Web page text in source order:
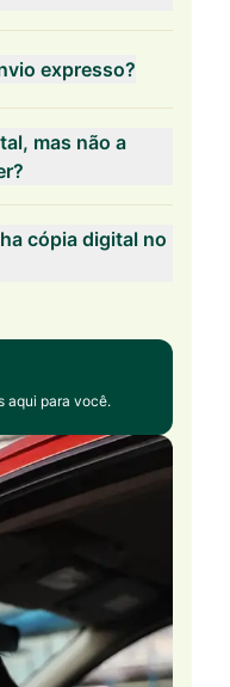
expresso?
mas não a
cópia digital no
aqui para você.